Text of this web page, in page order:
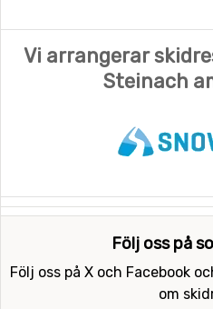
Vi arrangerar
Steinach
Följ oss på
Följ oss på X och Facebook
om